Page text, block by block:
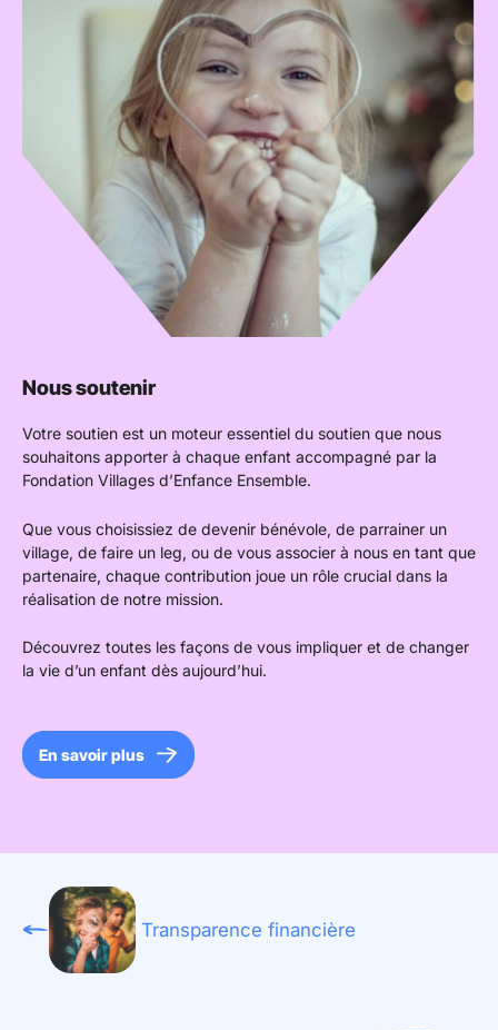
Nous soutenir
Votre soutien est un moteur essentiel du soutien que nous
souhaitons apporter à chaque enfant accompagné par la
Fondation Villages d’Enfance Ensemble.
Que vous choisissiez de devenir bénévole, de parrainer un
village, de faire un leg, ou de vous associer à nous en tant que
partenaire, chaque contribution joue un rôle crucial dans la
réalisation de notre mission.
Découvrez toutes les façons de vous impliquer et de changer
la vie d’un enfant dès aujourd’hui.
En savoir plus
Transparence financière